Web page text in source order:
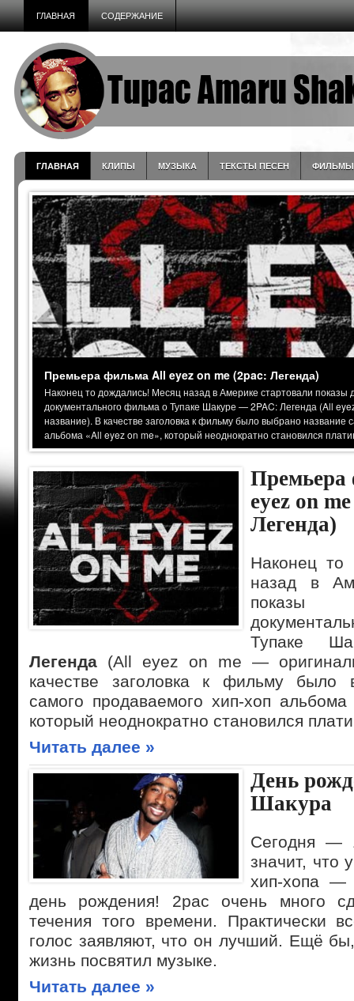
ГЛАВНАЯ СОДЕРЖАНИЕ
ГЛАВНАЯ КЛИПЫ МУЗЫКА ТЕКСТЫ ПЕСЕН ФИЛЬМЫ
Премьера фильма All eyez on me (2pac: Легенда)
Наконец то дождались! Месяц назад в Америке стартовали показы
документального фильма о Тупаке Шакуре — 2PAC: Легенда (All
название). В качестве заголовка к фильму было выбрано название
альбома «All eyez on me», который неоднократно становился
eyez on
Легенда)
Наконец то
назад в
показы
Тупаке
Легенда (All eyez on me —
качестве заголовка к фильму было
самого продаваемого хип-хоп
который неоднократно становился
Читать далее »
День
Шакура
Сегодня
значит, что
хип-хопа —
день рождения! 2pac очень много
течения того времени. Практически
голос заявляют, что он лучший. Ещё
жизнь посвятил музыке.
Читать далее »